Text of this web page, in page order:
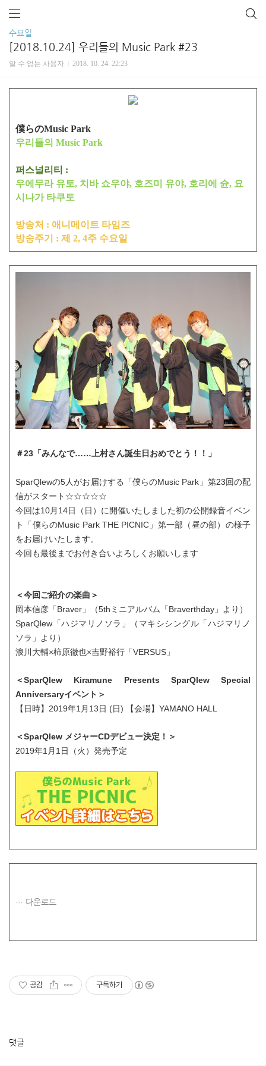
수요일
[2018.10.24] 우리들의 Music Park #23
알 수 없는 사용자 2018. 10. 24. 22:23
僕らのMusic Park
우리들의 Music Park
퍼스널리티 :
우에무라 유토, 치바 쇼우야, 호즈미 유야, 호리에 슌, 요
시나가 타쿠토
방송처 : 애니메이트 타임즈
방송주기 : 제 2, 4주 수요일
＃23「みんなで……上村さん誕生日おめでとう！！」
SparQlewの5人がお届けする「僕らのMusic Park」第23回の配
信がスタート☆☆☆☆☆
今回は10月14日（日）に開催いたしました初の公開録音イベン
ト「僕らのMusic Park THE PICNIC」第一部（昼の部）の様子
をお届けいたします。
今回も最後までお付き合いよろしくお願いします
＜今回ご紹介の楽曲＞
岡本信彦「Braver」（5thミニアルバム「Braverthday」より）
SparQlew「ハジマリノソラ」（マキシシングル「ハジマリノ
ソラ」より）
浪川大輔×柿原徹也×吉野裕行「VERSUS」
＜SparQlew Kiramune Presents SparQlew Special
Anniversaryイベント＞
【日時】2019年1月13日 (日) 【会場】YAMANO HALL
＜SparQlew メジャーCDデビュー決定！＞
2019年1月1日（火）発売予定
다운로드
공감 구독하기
댓글